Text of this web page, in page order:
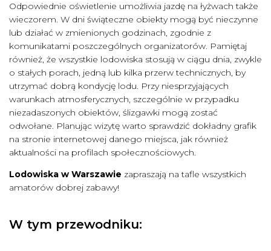
Odpowiednie oświetlenie umożliwia jazdę na łyżwach także
wieczorem. W dni świąteczne obiekty mogą być nieczynne
lub działać w zmienionych godzinach, zgodnie z
komunikatami poszczególnych organizatorów. Pamiętaj
również, że wszystkie lodowiska stosują w ciągu dnia, zwykle
o stałych porach, jedną lub kilka przerw technicznych, by
utrzymać dobrą kondycję lodu. Przy niesprzyjających
warunkach atmosferycznych, szczególnie w przypadku
niezadaszonych obiektów, ślizgawki mogą zostać
odwołane. Planując wizytę warto sprawdzić dokładny grafik
na stronie internetowej danego miejsca, jak również
aktualności na profilach społecznościowych.
Lodowiska w Warszawie zapraszają na tafle wszystkich
amatorów dobrej zabawy!
W tym przewodniku: